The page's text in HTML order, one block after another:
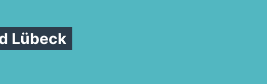
Lübeck